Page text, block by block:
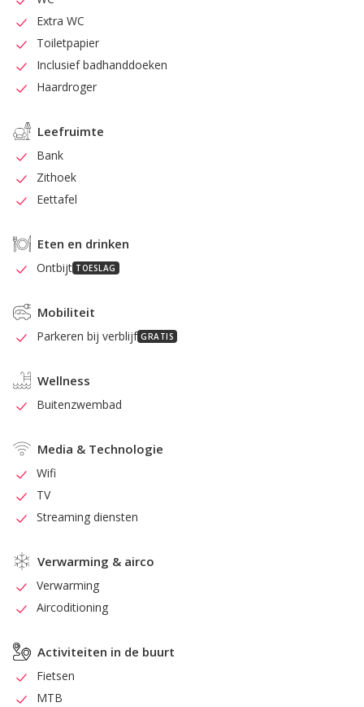
Extra WC
Toiletpapier
Inclusief badhanddoeken
Haardroger
Leefruimte
Bank
Zithoek
Eettafel
Eten en drinken
Ontbijt TOESLAG
Mobiliteit
Parkeren bij verblijf GRATIS
Wellness
Buitenzwembad
Media & Technologie
Wifi
TV
Streaming diensten
Verwarming & airco
Verwarming
Aircoditioning
Activiteiten in de buurt
Fietsen
MTB